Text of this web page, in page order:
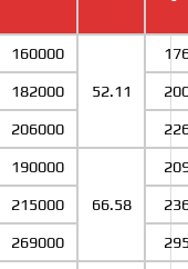
160000
52.11
182000
206000
190000
66.58
215000
269000